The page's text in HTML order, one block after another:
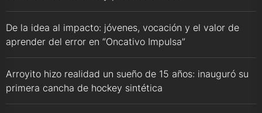
De la idea al impacto: jóvenes, vocación y el valor de
aprender del error en “Oncativo Impulsa”
Arroyito hizo realidad un sueño de 15 años: inauguró su
primera cancha de hockey sintética